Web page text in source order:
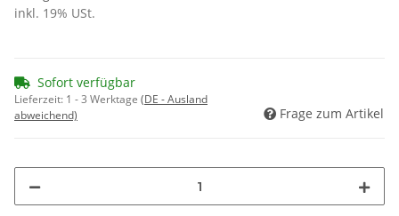
inkl. 19% USt.
Sofort verfügbar
Lieferzeit: 1 - 3 Werktage (DE - Ausland
abweichend)
Frage zum Artikel